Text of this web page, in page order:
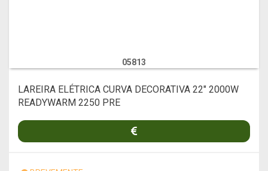
05813
LAREIRA ELÉTRICA CURVA DECORATIVA 22" 2000W
READYWARM 2250 PRE